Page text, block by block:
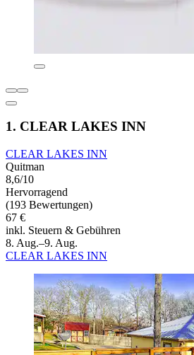
1. CLEAR LAKES INN
CLEAR LAKES INN
Quitman
8,6/10
Hervorragend
(193 Bewertungen)
67 €
inkl. Steuern & Gebühren
8. Aug.–9. Aug.
CLEAR LAKES INN